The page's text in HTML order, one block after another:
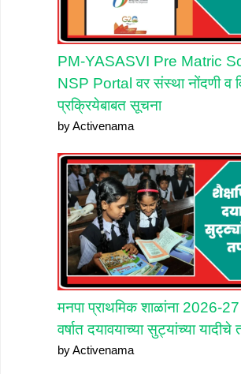
PM-YASASVI Pre Matric
NSP Portal वर संस्था नोंदणी व
प्रक्रियेबाबत सूचना
by Activenama
मनपा प्राथमिक शाळांना 2026-
वर्षात दयावयाच्या सुट्यांच्या यादीचे
by Activenama